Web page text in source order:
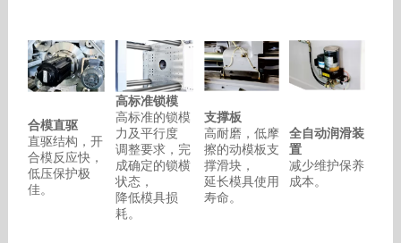
合模直驱
直驱结构，开
合模反应快，
低压保护极
佳。
高标准锁模
高标准的锁模
力及平行度
调整要求，完
成确定的锁横
状态，
降低模具损
耗。
支撑板
高耐磨，低摩
擦的动模板支
撑滑块，
延长模具使用
寿命。
全自动润滑装
置
减少维护保养
成本。